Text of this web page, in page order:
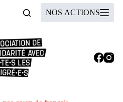
NOS ACTIONS